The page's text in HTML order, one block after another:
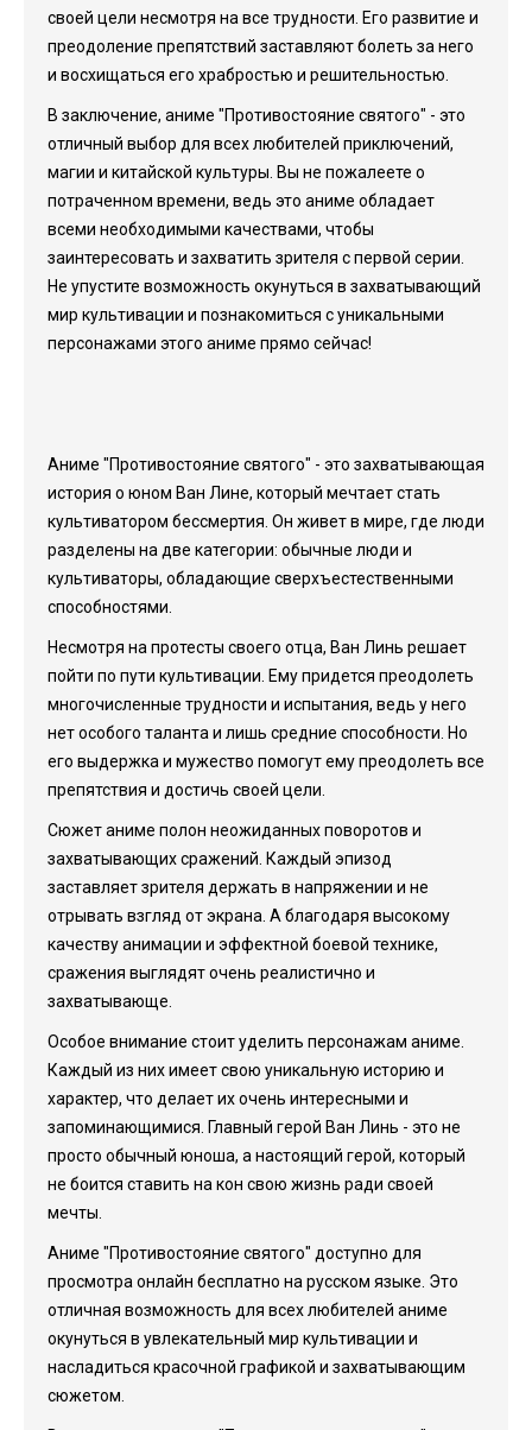
своей цели несмотря на все трудности. Его развитие и
преодоление препятствий заставляют болеть за него
и восхищаться его храбростью и решительностью.
В заключение, аниме "Противостояние святого" - это
отличный выбор для всех любителей приключений,
магии и китайской культуры. Вы не пожалеете о
потраченном времени, ведь это аниме обладает
всеми необходимыми качествами, чтобы
заинтересовать и захватить зрителя с первой серии.
Не упустите возможность окунуться в захватывающий
мир культивации и познакомиться с уникальными
персонажами этого аниме прямо сейчас!
Аниме "Противостояние святого" - это захватывающая
история о юном Ван Лине, который мечтает стать
культиватором бессмертия. Он живет в мире, где люди
разделены на две категории: обычные люди и
культиваторы, обладающие сверхъестественными
способностями.
Несмотря на протесты своего отца, Ван Линь решает
пойти по пути культивации. Ему придется преодолеть
многочисленные трудности и испытания, ведь у него
нет особого таланта и лишь средние способности. Но
его выдержка и мужество помогут ему преодолеть все
препятствия и достичь своей цели.
Сюжет аниме полон неожиданных поворотов и
захватывающих сражений. Каждый эпизод
заставляет зрителя держать в напряжении и не
отрывать взгляд от экрана. А благодаря высокому
качеству анимации и эффектной боевой технике,
сражения выглядят очень реалистично и
захватывающе.
Особое внимание стоит уделить персонажам аниме.
Каждый из них имеет свою уникальную историю и
характер, что делает их очень интересными и
запоминающимися. Главный герой Ван Линь - это не
просто обычный юноша, а настоящий герой, который
не боится ставить на кон свою жизнь ради своей
мечты.
Аниме "Противостояние святого" доступно для
просмотра онлайн бесплатно на русском языке. Это
отличная возможность для всех любителей аниме
окунуться в увлекательный мир культивации и
насладиться красочной графикой и захватывающим
сюжетом.